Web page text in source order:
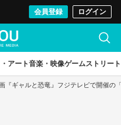
会員登録 ログイン
アート音楽・映像ゲームストリート
『ギャルと恐竜』フジテレビで開催の